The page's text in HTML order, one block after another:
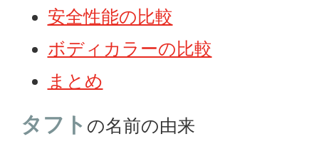
安全性能の比較
ボディカラーの比較
まとめ
タフト の名前の由来